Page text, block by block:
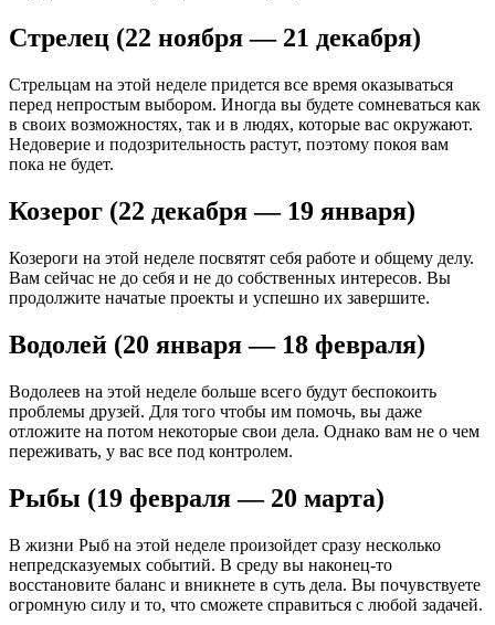
Стрелец (22 ноября — 21 декабря)
Стрельцам на этой неделе придется все время оказываться
перед непростым выбором. Иногда вы будете сомневаться как
в своих возможностях, так и в людях, которые вас окружают.
Недоверие и подозрительность растут, поэтому покоя вам
пока не будет.
Козерог (22 декабря — 19 января)
Козероги на этой неделе посвятят себя работе и общему делу.
Вам сейчас не до себя и не до собственных интересов. Вы
продолжите начатые проекты и успешно их завершите.
Водолей (20 января — 18 февраля)
Водолеев на этой неделе больше всего будут беспокоить
проблемы друзей. Для того чтобы им помочь, вы даже
отложите на потом некоторые свои дела. Однако вам не о чем
переживать, у вас все под контролем.
Рыбы (19 февраля — 20 марта)
В жизни Рыб на этой неделе произойдет сразу несколько
непредсказуемых событий. В среду вы наконец-то
восстановите баланс и вникнете в суть дела. Вы почувствуете
огромную силу и то, что сможете справиться с любой задачей.